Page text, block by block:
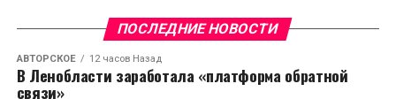
ПОСЛЕДНИЕ НОВОСТИ
АВТОРСКОЕ 12 часов Назад
В Ленобласти заработала «платформа обратной
связи»